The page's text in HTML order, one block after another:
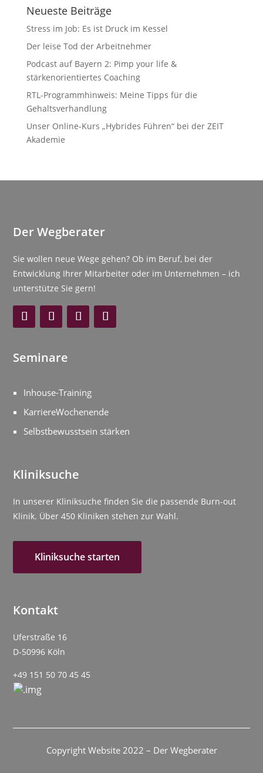
Neueste Beiträge
Stress im Job: Es ist Druck im Kessel
Der leise Tod der Arbeitnehmer
Podcast auf Bayern 2: Pimp your life &
stärkenorientiertes Coaching
RTL-Programmhinweis: Meine Tipps für die
Gehaltsverhandlung
Unser Online-Kurs „Hybrides Führen“ bei der ZEIT
Akademie
Der Wegberater
Sie wollen neue Wege gehen? Ob im Beruf, bei der
Entwicklung Ihrer Mitarbeiter oder im Unternehmen – ich
unterstütze Sie gern!
Seminare
Inhouse-Training
KarriereWochenende
Selbstbewusstsein stärken
Kliniksuche
In unserer Kliniksuche finden Sie die passende Burn-out
Klinik. Über 450 Kliniken stehen zur Wahl.
Kliniksuche starten
Kontakt
Uferstraße 16
D-50996 Köln
+49 151 50 70 45 45
Copyright Website 2022 – Der Wegberater